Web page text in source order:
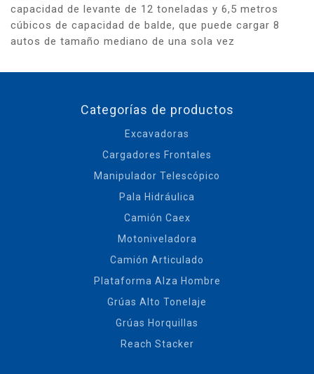
capacidad de levante de 12 toneladas y 6,5 metros
cúbicos de capacidad de balde, que puede cargar 8
autos de tamaño mediano de una sola vez
Categorías de productos
Excavadoras
Cargadores Frontales
Manipulador Telescópico
Pala Hidráulica
Camión Caex
Motoniveladora
Camión Articulado
Plataforma Alza Hombre
Grúas Alto Tonelaje
Grúas Horquillas
Reach Stacker